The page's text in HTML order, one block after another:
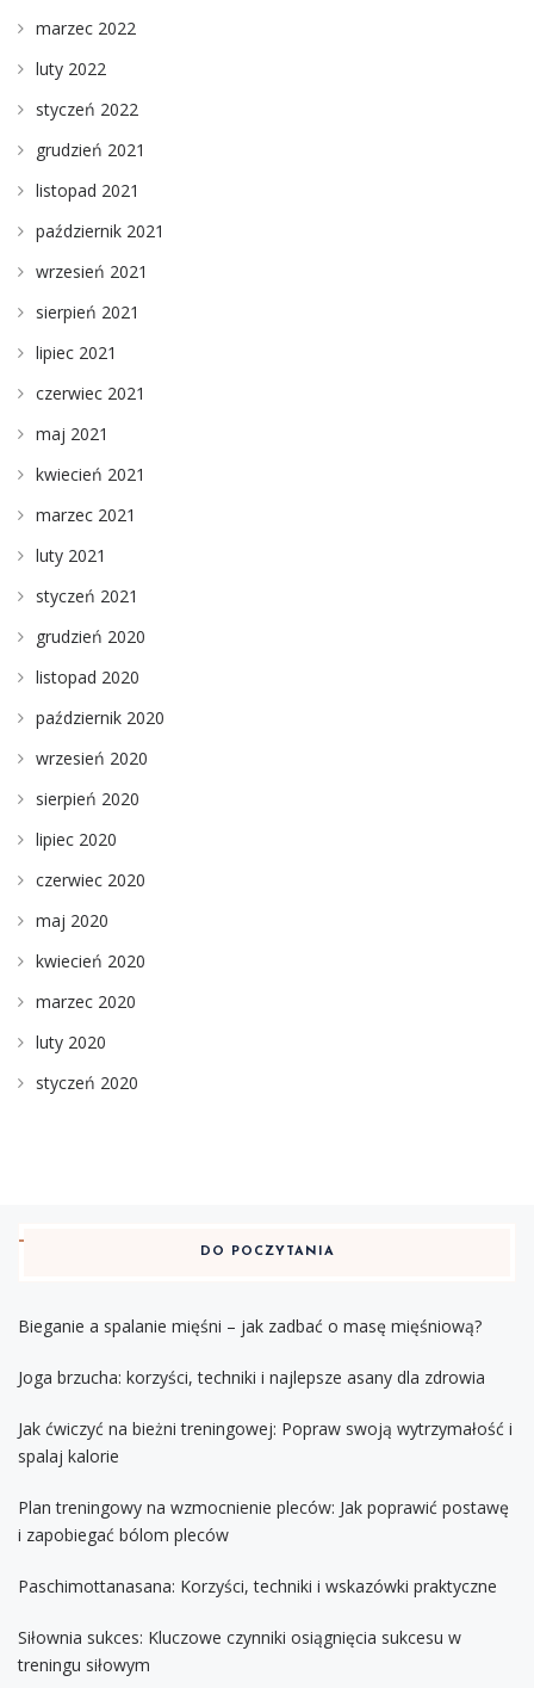
marzec 2022
luty 2022
styczeń 2022
grudzień 2021
listopad 2021
październik 2021
wrzesień 2021
sierpień 2021
lipiec 2021
czerwiec 2021
maj 2021
kwiecień 2021
marzec 2021
luty 2021
styczeń 2021
grudzień 2020
listopad 2020
październik 2020
wrzesień 2020
sierpień 2020
lipiec 2020
czerwiec 2020
maj 2020
kwiecień 2020
marzec 2020
luty 2020
styczeń 2020
DO POCZYTANIA
Bieganie a spalanie mięśni – jak zadbać o masę mięśniową?
Joga brzucha: korzyści, techniki i najlepsze asany dla zdrowia
Jak ćwiczyć na bieżni treningowej: Popraw swoją wytrzymałość i
spalaj kalorie
Plan treningowy na wzmocnienie pleców: Jak poprawić postawę
i zapobiegać bólom pleców
Paschimottanasana: Korzyści, techniki i wskazówki praktyczne
Siłownia sukces: Kluczowe czynniki osiągnięcia sukcesu w
treningu siłowym